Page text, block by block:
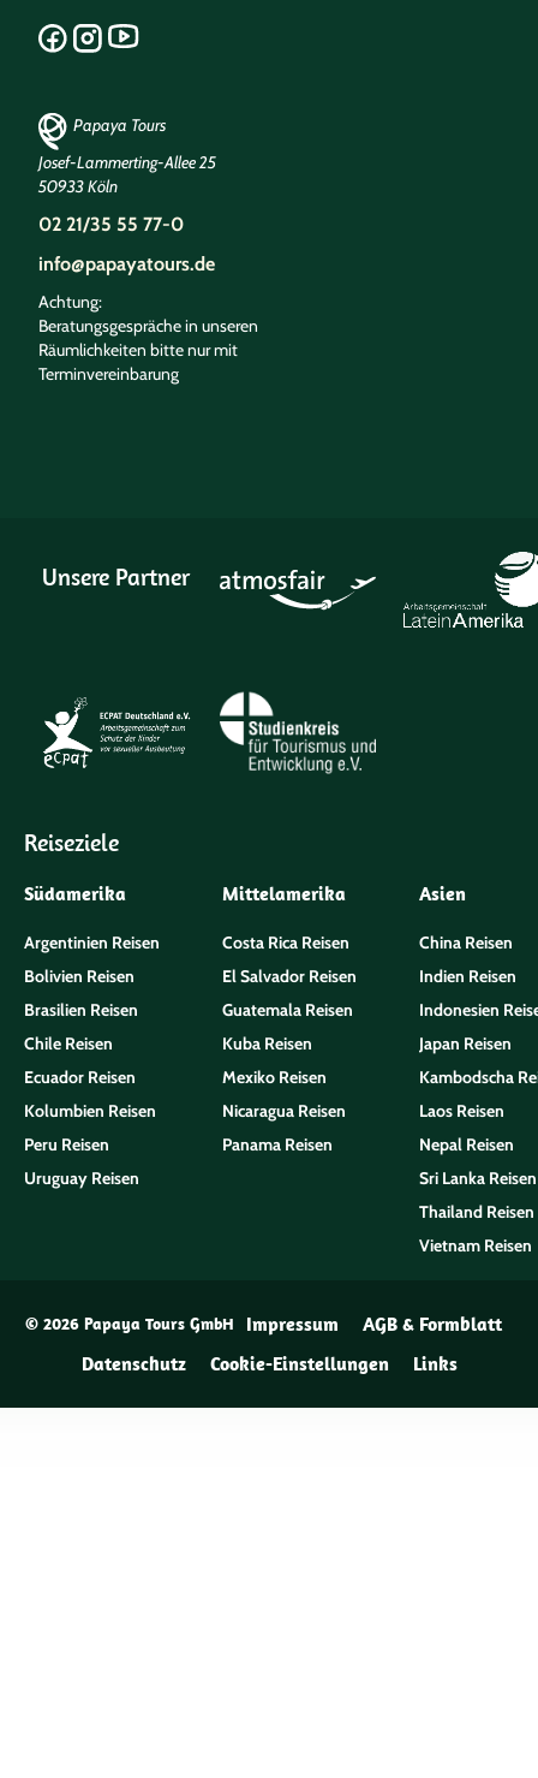
Papaya Tours
Josef-Lammerting-Allee 25
50933 Köln
02 21/35 55 77-0
info@papayatours.de
Achtung:
Beratungsgespräche in unseren
Räumlichkeiten bitte nur mit
Terminvereinbarung
Unsere Partner
Reiseziele
Südamerika
Argentinien Reisen
Bolivien Reisen
Brasilien Reisen
Chile Reisen
Ecuador Reisen
Kolumbien Reisen
Peru Reisen
Uruguay Reisen
Mittelamerika
Costa Rica Reisen
El Salvador Reisen
Guatemala Reisen
Kuba Reisen
Mexiko Reisen
Nicaragua Reisen
Panama Reisen
Asien
China Reisen
Indien Reisen
Indonesien
Japan Reisen
Kambodscha
Laos Reisen
Nepal Reisen
Sri Lanka Reisen
Thailand Reisen
Vietnam Reisen
© 2026 Papaya Tours GmbH Impressum
AGB & Formblatt
Datenschutz
Cookie-Einstellungen Links